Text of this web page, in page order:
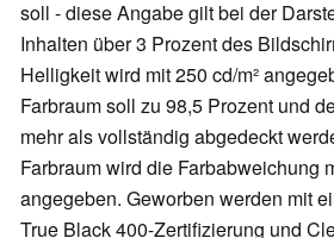
soll - diese Angabe gilt bei der
Inhalten über 3 Prozent des
Helligkeit wird mit 250 cd/m²
Farbraum soll zu 98,5 Prozent und
mehr als vollständig abgedeckt
Farbraum wird die Farbabweichung
angegeben. Geworben werden mit
True Black 400-Zertifizierung und